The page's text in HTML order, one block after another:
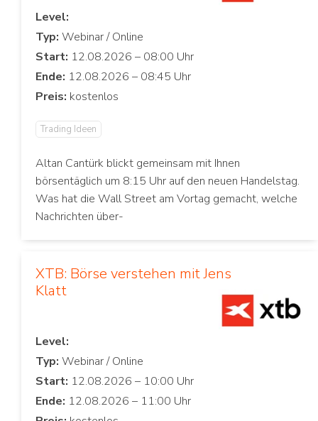
Level:
Typ:
Start:
Ende:
Preis:
Trading Ideen
Altan Cantürk blickt gemeinsam mit Ihnen
börsentäglich um 8:15 Uhr auf den neuen Handelstag.
Was hat die Wall Street am Vortag gemacht, welche
Nachrichten über-
XTB: Börse verstehen mit Jens
Klatt
Level:
Typ:
Start:
Ende: